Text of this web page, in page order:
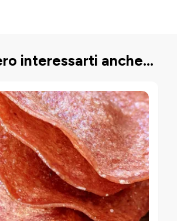
interessarti anche...